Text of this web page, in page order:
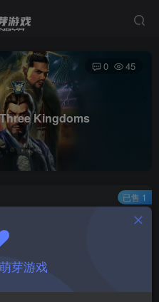
Kingdoms
0 45
已售 1
芽游戏